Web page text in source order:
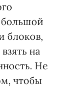
большой
блоков,
на
Не
чтобы